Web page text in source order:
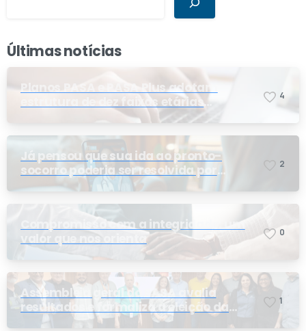
Últimas notícias
Planos PASA e PASA Plus adotam
estrutura de dez faixas etárias
conforme exigência da ANS e do STF
4
Já pensou que sua ida ao pronto-
socorro poderia ser resolvida por
telemedicina?
2
Compromisso com a integridade: um
valor que nos orienta
0
Assembleia geral do PASA avalia
resultados e formaliza a eleição da
nova conselheira
1